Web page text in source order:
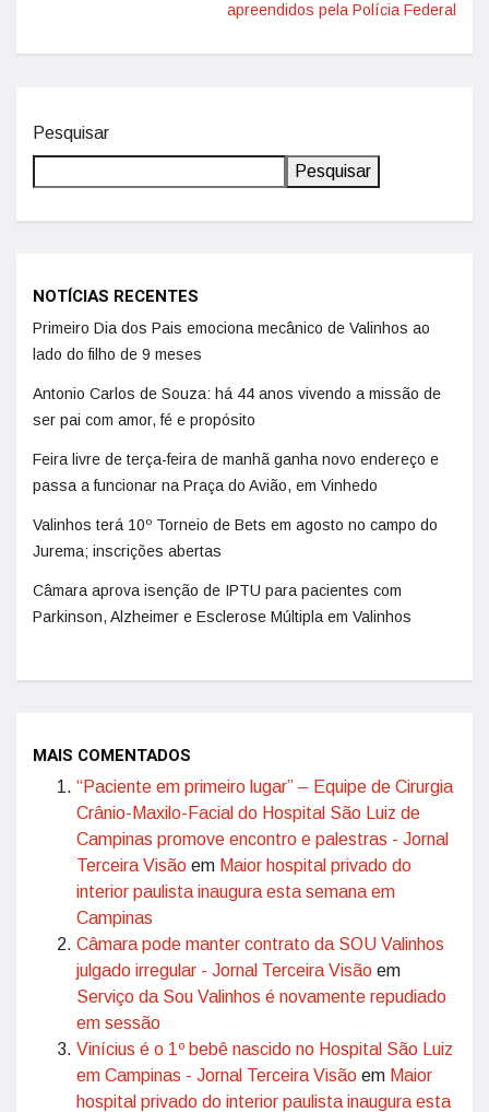
apreendidos pela Polícia Federal
Pesquisar
Pesquisar
NOTÍCIAS RECENTES
Primeiro Dia dos Pais emociona mecânico de Valinhos ao
lado do filho de 9 meses
Antonio Carlos de Souza: há 44 anos vivendo a missão de
ser pai com amor, fé e propósito
Feira livre de terça-feira de manhã ganha novo endereço e
passa a funcionar na Praça do Avião, em Vinhedo
Valinhos terá 10º Torneio de Bets em agosto no campo do
Jurema; inscrições abertas
Câmara aprova isenção de IPTU para pacientes com
Parkinson, Alzheimer e Esclerose Múltipla em Valinhos
MAIS COMENTADOS
“Paciente em primeiro lugar” – Equipe de Cirurgia
Crânio-Maxilo-Facial do Hospital São Luiz de
Campinas promove encontro e palestras - Jornal
Terceira Visão em Maior hospital privado do
interior paulista inaugura esta semana em
Campinas
Câmara pode manter contrato da SOU Valinhos
julgado irregular - Jornal Terceira Visão em
Serviço da Sou Valinhos é novamente repudiado
em sessão
Vinícius é o 1º bebê nascido no Hospital São Luiz
em Campinas - Jornal Terceira Visão em Maior
hospital privado do interior paulista inaugura esta